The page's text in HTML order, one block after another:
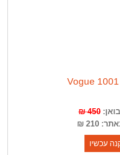
Vogue
450 ₪
210 ₪
עכשיו